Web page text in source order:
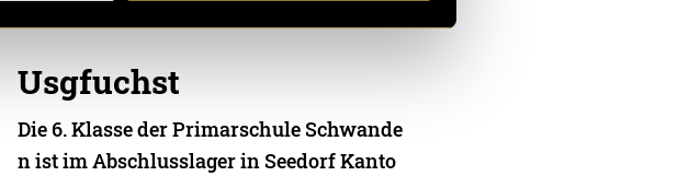
Usgfuchst
Die 6. Klasse der Primarschule Schwande
n ist im Abschlusslager in Seedorf Kanto